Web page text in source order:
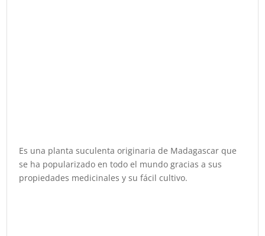
Es una planta suculenta originaria de Madagascar que
se ha popularizado en todo el mundo gracias a sus
propiedades medicinales y su fácil cultivo.